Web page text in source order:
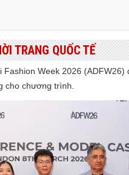
TRANG QUỐC TẾ
Week 2026
cho chương trình.